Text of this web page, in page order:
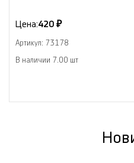
Цена:420 ₽
Артикул: 73178
В наличии 7.00 шт